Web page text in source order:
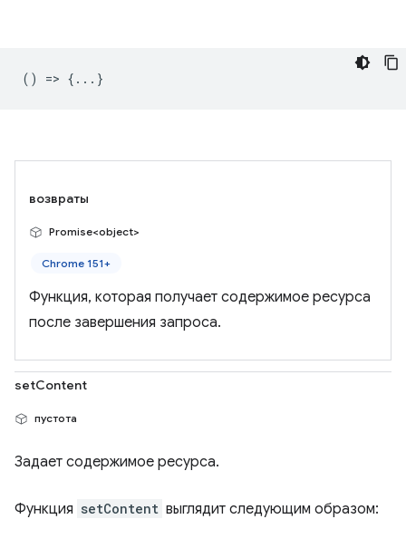
() => {...}
возвраты
Promise<object>
Chrome 151+
Функция, которая получает содержимое ресурса
после завершения запроса.
setContent
пустота
Задает содержимое ресурса.
Функция setContent выглядит следующим образом: